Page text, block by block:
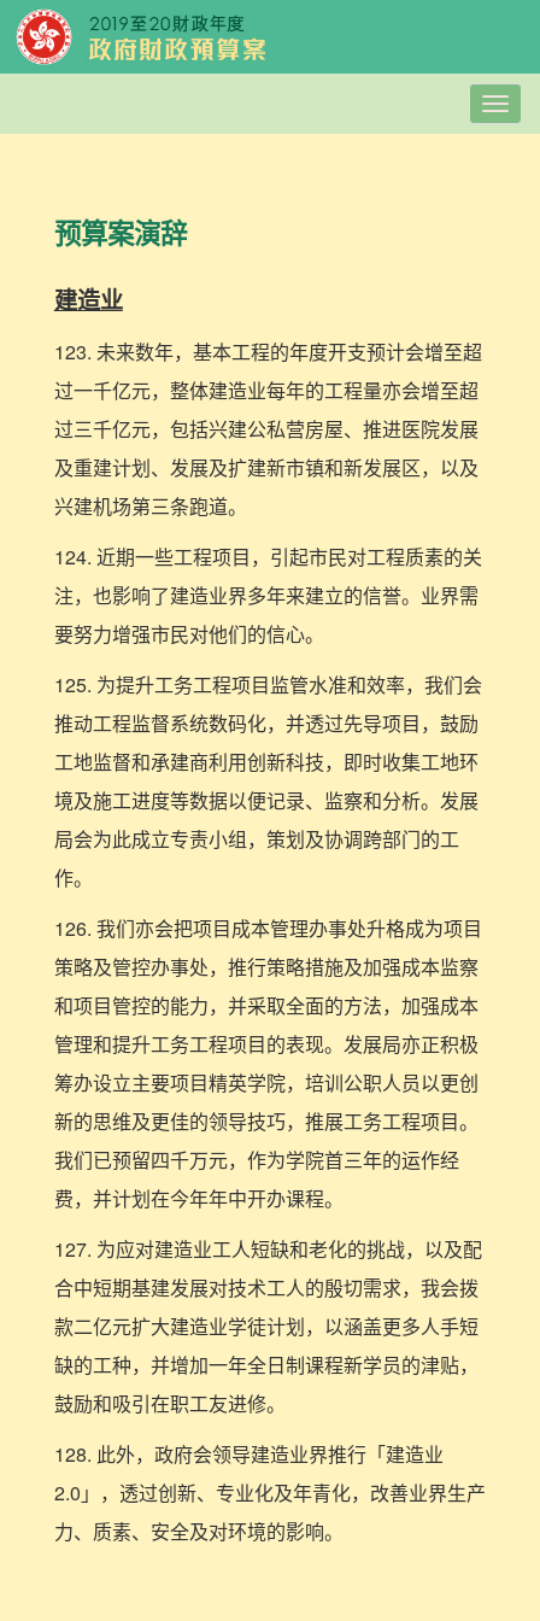
预算案演辞
建造业
123. 未来数年，基本工程的年度开支预计会增至超
过一千亿元，整体建造业每年的工程量亦会增至超
过三千亿元，包括兴建公私营房屋、推进医院发展
及重建计划、发展及扩建新市镇和新发展区，以及
兴建机场第三条跑道。
124. 近期一些工程项目，引起市民对工程质素的关
注，也影响了建造业界多年来建立的信誉。业界需
要努力增强市民对他们的信心。
125. 为提升工务工程项目监管水准和效率，我们会
推动工程监督系统数码化，并透过先导项目，鼓励
工地监督和承建商利用创新科技，即时收集工地环
境及施工进度等数据以便记录、监察和分析。发展
局会为此成立专责小组，策划及协调跨部门的工
作。
126. 我们亦会把项目成本管理办事处升格成为项目
策略及管控办事处，推行策略措施及加强成本监察
和项目管控的能力，并采取全面的方法，加强成本
管理和提升工务工程项目的表现。发展局亦正积极
筹办设立主要项目精英学院，培训公职人员以更创
新的思维及更佳的领导技巧，推展工务工程项目。
我们已预留四千万元，作为学院首三年的运作经
费，并计划在今年年中开办课程。
127. 为应对建造业工人短缺和老化的挑战，以及配
合中短期基建发展对技术工人的殷切需求，我会拨
款二亿元扩大建造业学徒计划，以涵盖更多人手短
缺的工种，并增加一年全日制课程新学员的津贴，
鼓励和吸引在职工友进修。
128. 此外，政府会领导建造业界推行「建造业
2.0」，透过创新、专业化及年青化，改善业界生产
力、质素、安全及对环境的影响。